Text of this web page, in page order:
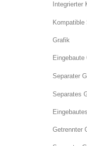
Integrierter
Kompatible
Grafik
Eingebaute
Separater
Separates
Getrennter